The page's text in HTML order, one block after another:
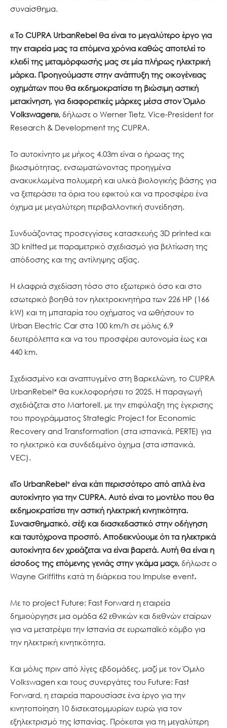
συναίσθημα.
« Το CUPRA UrbanRebel θα είναι το μεγαλύτερο έργο για
την εταιρεία μας τα επόμενα χρόνια καθώς αποτελεί το
κλειδί της μεταμόρφωσής μας σε μία πλήρως ηλεκτρική
μάρκα. Προηγούμαστε στην ανάπτυξη της οικογένειας
οχημάτων που θα εκδημοκρατίσει τη βιώσιμη αστική
μετακίνηση, για διαφορετικές μάρκες μέσα στον Όμιλο
Volkswagen», δήλωσε ο Werner Tietz, Vice-President for
Research & Development της CUPRA.
Το αυτοκίνητο με μήκος 4.03m είναι ο ήρωας της
βιωσιμότητας, ενσωματώνοντας προηγμένα
ανακυκλωμένα πολυμερή και υλικά βιολογικής βάσης για
να ξεπεράσει τα όρια του εφικτού και να προσφέρει ένα
όχημα με μεγαλύτερη περιβαλλοντική συνείδηση.
Συνδυάζοντας προσεγγίσεις κατασκευής 3D printed και
3D knitted με παραμετρικό σχεδιασμό για βελτίωση της
απόδοσης και της αντίληψης αξίας.
Η ελαφριά σχεδίαση τόσο στο εξωτερικό όσο και στο
εσωτερικό βοηθά τον ηλεκτροκινητήρα των 226 HP (166
kW) και τη μπαταρία του οχήματος να ωθήσουν το
Urban Electric Car στα 100 km/h σε μόλις 6,9
δευτερόλεπτα και να του προσφέρει αυτονομία έως και
440 km.
Σχεδιασμένο και αναπτυγμένο στη Βαρκελώνη, το CUPRA
UrbanRebel* θα κυκλοφορήσει το 2025. Η παραγωγή
σχεδιάζεται στο Martorell, με την επιφύλαξη της έγκρισης
του προγράμματος Strategic Project for Economic
Recovery and Transformation (στα ισπανικά, PERTE) για
το ηλεκτρικό και συνδεδεμένο όχημα (στα ισπανικά,
VEC).
«Το UrbanRebel* είναι κάτι περισσότερο από απλά ένα
αυτοκίνητο για την CUPRA. Αυτό είναι το μοντέλο που θα
εκδημοκρατίσει την αστική ηλεκτρική κινητικότητα.
Συναισθηματικό, σέξι και διασκεδαστικό στην οδήγηση
και ταυτόχρονα προσιτό. Αποδεικνύουμε ότι τα ηλεκτρικά
αυτοκίνητα δεν χρειάζεται να είναι βαρετά. Αυτή θα είναι η
είσοδος της επόμενης γενιάς στην γκάμα μας», δήλωσε ο
Wayne Griffiths κατά τη διάρκεια του Impulse event.
Με το project Future: Fast Forward η εταιρεία
δημιούργησε μια ομάδα 62 εθνικών και διεθνών εταίρων
για να μετατρέψει την Ισπανία σε ευρωπαϊκό κόμβο για
την ηλεκτρική κινητικότητα.
Και μόλις πριν από λίγες εβδομάδες, μαζί με τον Όμιλο
Volkswagen και τους συνεργάτες του Future: Fast
Forward, η εταιρεία παρουσίασε ένα έργο για την
κινητοποίηση 10 δισεκατομμυρίων ευρώ για τον
εξηλεκτρισμό της Ισπανίας. Πρόκειται για τη μεγαλύτερη